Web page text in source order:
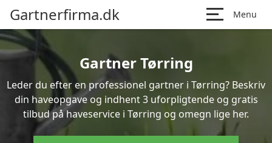
Gartnerfirma.dk Menu
Gartner Tørring
Leder du efter en professionel gartner i Tørring? Beskriv
din haveopgave og indhent 3 uforpligtende og gratis
tilbud på haveservice i Tørring og omegn lige her.